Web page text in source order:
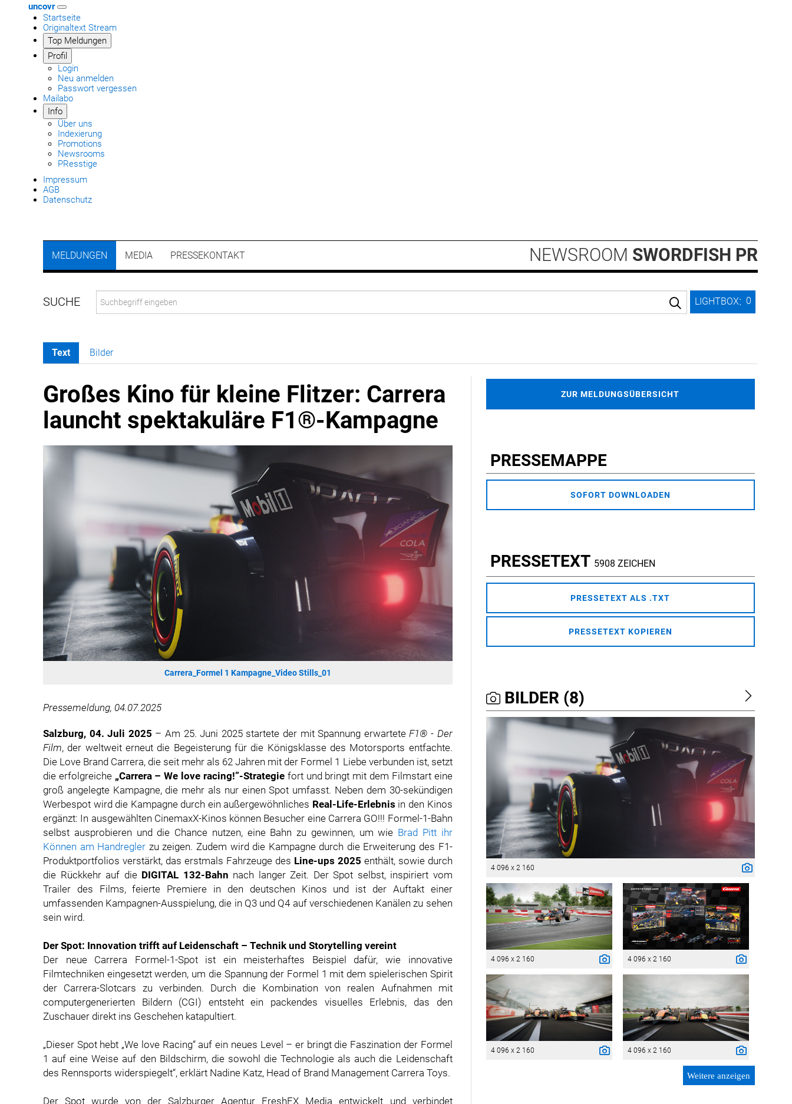
uncovr
Startseite
Originaltext Stream
Top Meldungen
Profil
Login
Neu anmelden
Passwort vergessen
Mailabo
Info
Über uns
Indexierung
Promotions
Newsrooms
PResstige
Impressum
AGB
Datenschutz
LIGHTBOX: 0
MELDUNGEN MEDIA PRESSEKONTAKT NEWSROOM SWORDFISH PR
Text Bilder
Großes Kino für kleine Flitzer: Carrera
launcht spektakuläre F1®-Kampagne
Carrera_Formel 1 Kampagne_Video Stills_01
Pressemeldung, 04.07.2025
Salzburg, 04. Juli 2025 – Am 25. Juni 2025 startete der mit Spannung erwarteteF1® - Der
Film, der weltweit erneut die Begeisterung für die Königsklasse des Motorsports entfachte.
Die Love Brand Carrera, die seit mehr als 62 Jahren mit der Formel 1 Liebe verbunden ist, setzt
die erfolgreiche „Carrera – We love racing!”-Strategiefort und bringt mit dem Filmstart eine
groß angelegte Kampagne, die mehr als nur einen Spot umfasst. Neben dem 30-sekündigen
Werbespot wird die Kampagne durch ein außergewöhnliches Real-Life-Erlebnis in den Kinos
ergänzt: In ausgewählten CinemaxX-Kinos können Besucher eine Carrera GO!!! Formel-1-Bahn
selbst ausprobieren und die Chance nutzen, eine Bahn zu gewinnen, um wie Brad Pitt ihr
Können am Handregler zu zeigen. Zudem wird die Kampagne durch die Erweiterung des F1-
Produktportfolios verstärkt, das erstmals Fahrzeuge des Line-ups 2025 enthält, sowie durch
die Rückkehr auf die DIGITAL 132-Bahn nach langer Zeit. Der Spot selbst, inspiriert vom
Trailer des Films, feierte Premiere in den deutschen Kinos und ist der Auftakt einer
umfassenden Kampagnen-Ausspielung, die in Q3 und Q4 auf verschiedenen Kanälen zu sehen
sein wird.
Der Spot: Innovation trifft auf Leidenschaft – Technik und Storytelling vereint
Der neue Carrera Formel-1-Spot ist ein meisterhaftes Beispiel dafür, wie innovative
Filmtechniken eingesetzt werden, um die Spannung der Formel 1 mit dem spielerischen Spirit
der Carrera-Slotcars zu verbinden. Durch die Kombination von realen Aufnahmen mit
computergenerierten Bildern (CGI) entsteht ein packendes visuelles Erlebnis, das den
Zuschauer direkt ins Geschehen katapultiert.
„Dieser Spot hebt „We love Racing“ auf ein neues Level – er bringt die Faszination der Formel
1 auf eine Weise auf den Bildschirm, die sowohl die Technologie als auch die Leidenschaft
des Rennsports widerspiegelt“, erklärt Nadine Katz, Head of Brand Management Carrera Toys.
Der Spot wurde von der Salzburger Agentur FreshFX Media entwickelt und verbindet
ZUR MELDUNGSÜBERSICHT
PRESSEMAPPE
SOFORT DOWNLOADEN
PRESSETEXT 5908 ZEICHEN
PRESSETEXT ALS .TXT
PRESSETEXT KOPIEREN
BILDER (8)
4 096 x 2 160
4 096 x 2 160 4 096 x 2 160
4 096 x 2 160 4 096 x 2 160
Weitere anzeigen